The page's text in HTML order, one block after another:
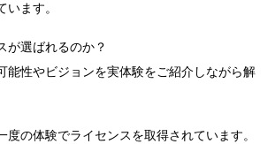
います。
が選ばれるのか？
能性やビジョンを実体験をご紹介しながら解
度の体験でライセンスを取得されています。